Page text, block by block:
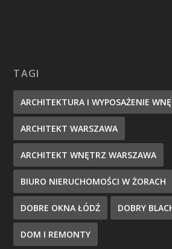
TAGI
ARCHITEKTURA I WYPOSAŻENIE
ARCHITEKT WARSZAWA
ARCHITEKT WNĘTRZ WARSZAWA
BIURO NIERUCHOMOŚCI W ŻORACH
DOBRE OKNA ŁÓDŹ DOBRY
DOM I REMONTY